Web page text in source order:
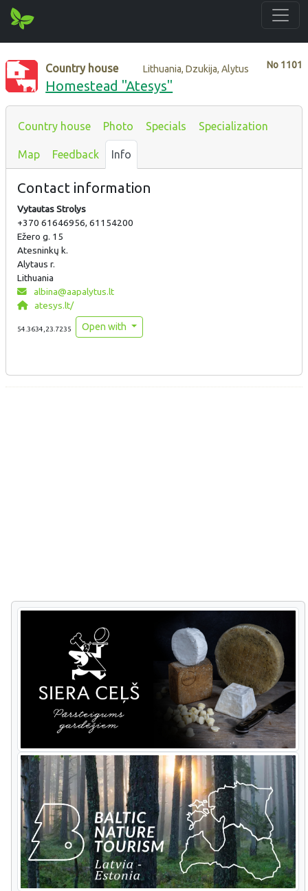
No 1101
Country house Lithuania, Dzukija, Alytus
Homestead "Atesys"
Country house Photo Specials Specialization
Map Feedback Info
Contact information
Vytautas Strolys
+370 61646956, 61154200
Ežero g. 15
Atesninkų k.
Alytaus r.
Lithuania
albina@aapalytus.lt
atesys.lt/
54.3634,23.7235 Open with